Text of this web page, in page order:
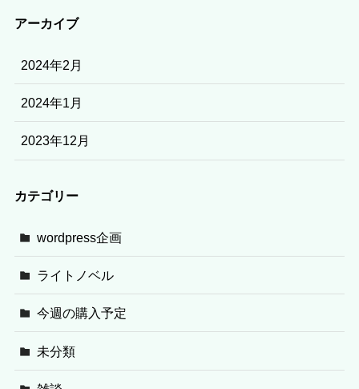
アーカイブ
2024年2月
2024年1月
2023年12月
カテゴリー
wordpress企画
ライトノベル
今週の購入予定
未分類